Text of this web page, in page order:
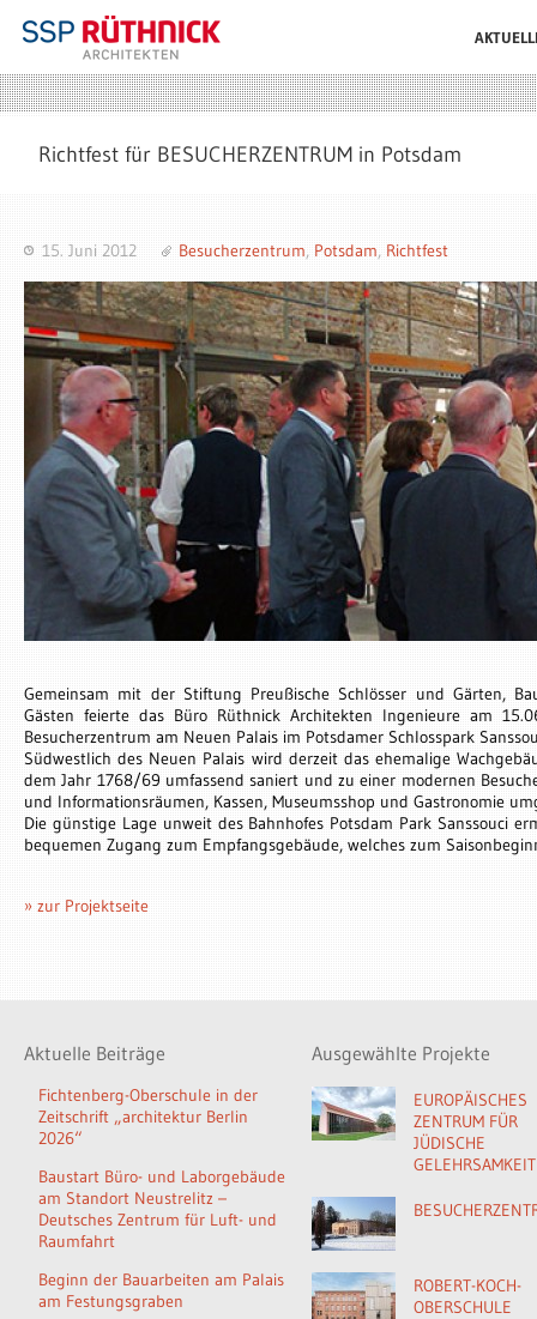
Richtfest für BESUCHERZENTRUM in Potsdam
15. Juni 2012 Besucherzentrum, Potsdam, Richtfest
Gemeinsam mit der Stiftung Preußische Schlösser und Gärten,
Gästen feierte das Büro Rüthnick Architekten Ingenieure am
Besucherzentrum am Neuen Palais im Potsdamer Schlosspark
Südwestlich des Neuen Palais wird derzeit das ehemalige
dem Jahr 1768/69 umfassend saniert und zu einer modernen
und Informationsräumen, Kassen, Museumsshop und Gastronomie
Die günstige Lage unweit des Bahnhofes Potsdam Park Sanssouci
bequemen Zugang zum Empfangsgebäude, welches zum
» zur Projektseite
Aktuelle Beiträge
Fichtenberg-Oberschule in der
Zeitschrift „architektur Berlin
2026“
Baustart Büro- und Laborgebäude
am Standort Neustrelitz –
Deutsches Zentrum für Luft- und
Raumfahrt
Beginn der Bauarbeiten am Palais
am Festungsgraben
Ausgewählte Projekte
EUROPÄISCHES
ZENTRUM FÜR
JÜDISCHE
GELEHRSAMKEIT
ROBERT-KOCH-
OBERSCHULE